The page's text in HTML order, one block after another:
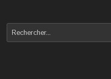
pour
: